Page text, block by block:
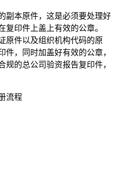
副本原件，这是必须要处理好
复印件上盖上有效的公章。
原件以及组织机构代码的原
件，同时加盖好有效的公章，
规的总公司验资报告复印件，